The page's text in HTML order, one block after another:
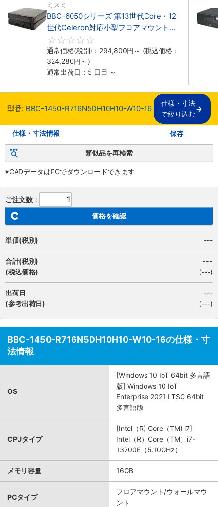
ミスミ
BBC-6050シリーズ 第13世代Core・12
世代Celeron対応小型フロアマウント
3PCIe
通常価格(税別)： 294,800円 ～ (税込価格：
324,280円 ～)
通常出荷日：5 日目 ～
型番: BBC-1450-R716N5DH10H10-W10-16
仕様・寸法
で絞り込む
仕様・寸法情報 保存
類似品を再検索
※CADデータはPCでダウンロードできます
ご注文数：
価格を確認
単価(税別) ---
合計(税別)
(税込価格)
---
(---)
出荷日
(参考出荷日)
---
(---)
BBC-1450-R716N5DH10H10-W10-16の仕様・寸
法情報
OS
[Windows 10 IoT 64bit 多言語
版] Windows 10 IoT
Enterprise 2021 LTSC 64bit
多言語版
CPUタイプ
[Intel（R) Core（TM) i7]
Intel（R）Core（TM）i7-
13700E（5.10GHz）
メモリ容量 16GB
PCタイプ
フロアマウント/ウォールマウ
ント